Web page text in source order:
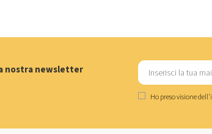
nostra newsletter
Ho preso visione dell'